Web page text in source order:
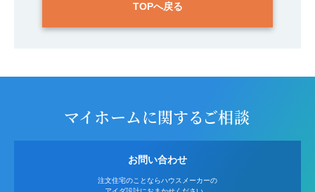
TOPへ戻る
マイホームに関するご相談
お問い合わせ
注文住宅のことならハウスメーカーの